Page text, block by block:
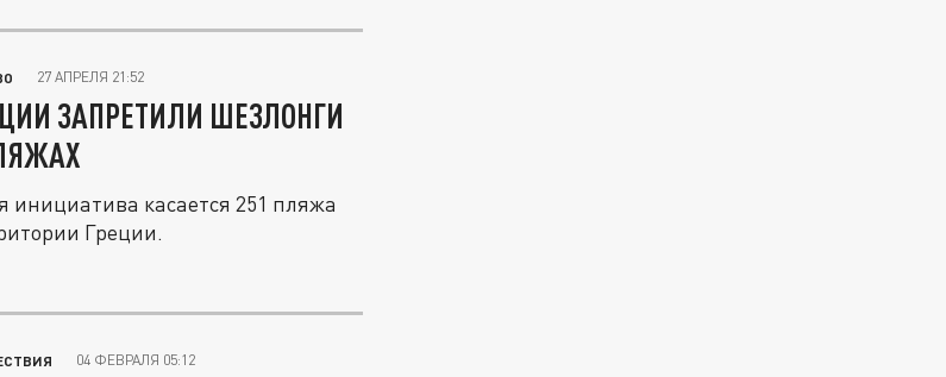
27 АПРЕЛЯ 21:52
ЗАПРЕТИЛИ ШЕЗЛОНГИ
инициатива касается 251 пляжа
Греции.
04 ФЕВРАЛЯ 05:12